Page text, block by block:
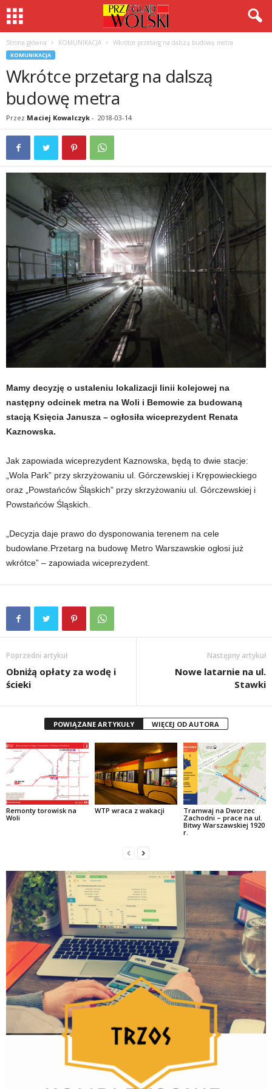
Strona główna KOMUNIKACJA Wkrótce przetarg na dalszą budowę metra
KOMUNIKACJA
Wkrótce przetarg na dalszą
budowę metra
Przez Maciej Kowalczyk - 2018-03-14
Mamy decyzję o ustaleniu lokalizacji linii kolejowej na
następny odcinek metra na Woli i Bemowie za budowaną
stacją Księcia Janusza – ogłosiła wiceprezydent Renata
Kaznowska.
Jak zapowiada wiceprezydent Kaznowska, będą to dwie stacje:
„Wola Park” przy skrzyżowaniu ul. Górczewskiej i Krępowieckiego
oraz „Powstańców Śląskich” przy skrzyżowaniu ul. Górczewskiej i
Powstańców Śląskich.
„Decyzja daje prawo do dysponowania terenem na cele
budowlane.Przetarg na budowę Metro Warszawskie ogłosi już
wkrótce” – zapowiada wiceprezydent.
Poprzedni artykuł
Obniżą opłaty za wodę i
ścieki
Następny artykuł
Nowe latarnie na ul.
Stawki
POWIĄZANE ARTYKUŁY WIĘCEJ OD AUTORA
Remonty torowisk na
Woli
WTP wraca z wakacji
Tramwaj na Dworzec
Zachodni – prace na ul.
Bitwy Warszawskiej 1920
r.